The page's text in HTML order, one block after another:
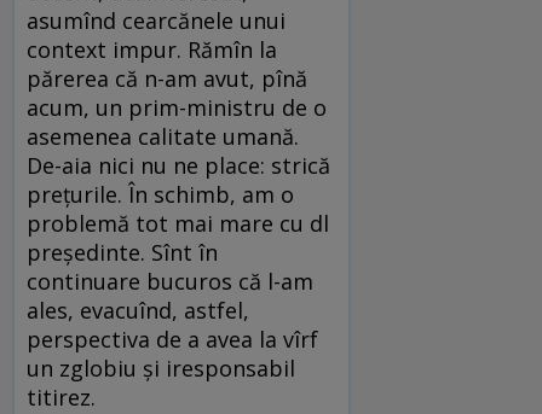
asumînd cearcănele unui
context impur. Rămîn la
părerea că n-am avut, pînă
acum, un prim-ministru de o
asemenea calitate umană.
De-aia nici nu ne place: strică
preţurile. În schimb, am o
problemă tot mai mare cu dl
preşedinte. Sînt în
continuare bucuros că l-am
ales, evacuînd, astfel,
perspectiva de a avea la vîrf
un zglobiu şi iresponsabil
titirez.